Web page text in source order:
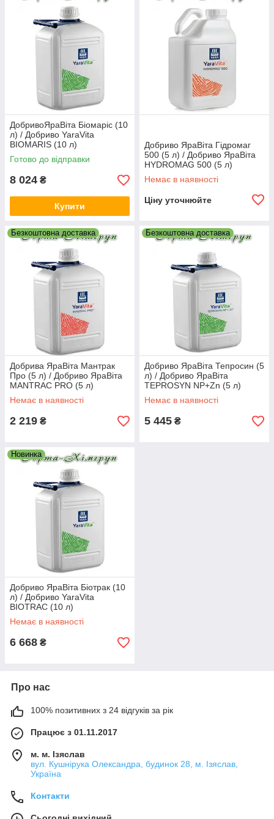
ДобривоЯраВіта Біомаріс (10
л) / Добриво YaraVita
BIOMARIS (10 л)
Готово до відправки
8 024 ₴
Купити
Добриво ЯраВіта Гідромаг
500 (5 л) / Добриво ЯраВіта
HYDROMAG 500 (5 л)
Немає в наявності
Ціну уточнюйте
Безкоштовна доставка
Добрива ЯраВіта Мантрак
Про (5 л) / Добриво ЯраВіта
MANTRAC PRO (5 л)
Немає в наявності
2 219 ₴
Безкоштовна доставка
Добриво ЯраВіта Тепросин (5
л) / Добриво ЯраВіта
TEPROSYN NP+Zn (5 л)
Немає в наявності
5 445 ₴
Новинка
Добриво ЯраВіта Біотрак (10
л) / Добриво YaraVita
BIOTRAC (10 л)
Немає в наявності
6 668 ₴
Про нас
100% позитивних з 24 відгуків за рік
Працює з 01.11.2017
м. м. Ізяслав
вул. Кушнірука Олександра, будинок 28, м. Ізяслав,
Україна
Контакти